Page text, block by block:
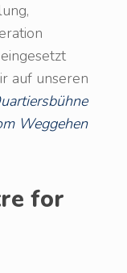
auf unseren
Weggehen
for